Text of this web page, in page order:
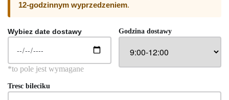
12-godzinnym wyprzedzeniem.
Wybiez date dostawy Godzina dostawy
Tresc bileciku